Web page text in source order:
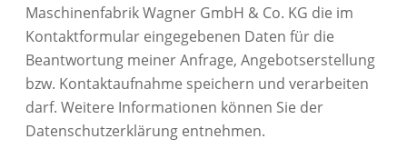
Maschinenfabrik Wagner GmbH & Co. KG die im
Kontaktformular eingegebenen Daten für die
Beantwortung meiner Anfrage, Angebotserstellung
bzw. Kontaktaufnahme speichern und verarbeiten
darf. Weitere Informationen können Sie der
Datenschutzerklärung entnehmen.